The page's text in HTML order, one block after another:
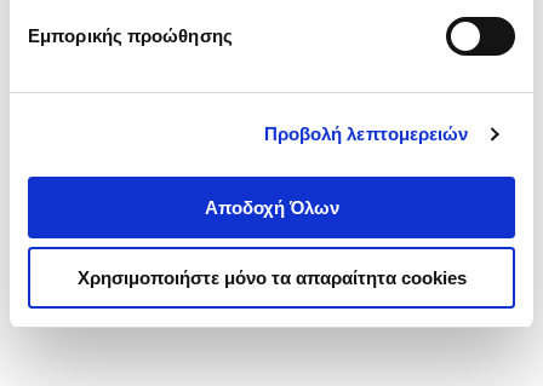
Εμπορικής προώθησης
Προβολή λεπτομερειών
Αποδοχή Όλων
Χρησιμοποιήστε μόνο τα απαραίτητα cookies